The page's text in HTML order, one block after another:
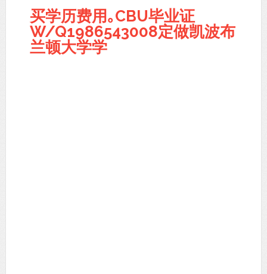
买学历费用｡CBU毕业证
W/Q1986543008定做凯波布
兰顿大学学